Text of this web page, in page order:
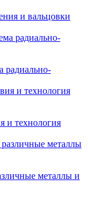
и вальцовки
радиально-
и технология
металлы и